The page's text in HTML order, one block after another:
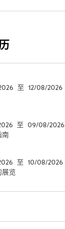
至 12/08/2026
至 09/08/2026
南
至 10/08/2026
览